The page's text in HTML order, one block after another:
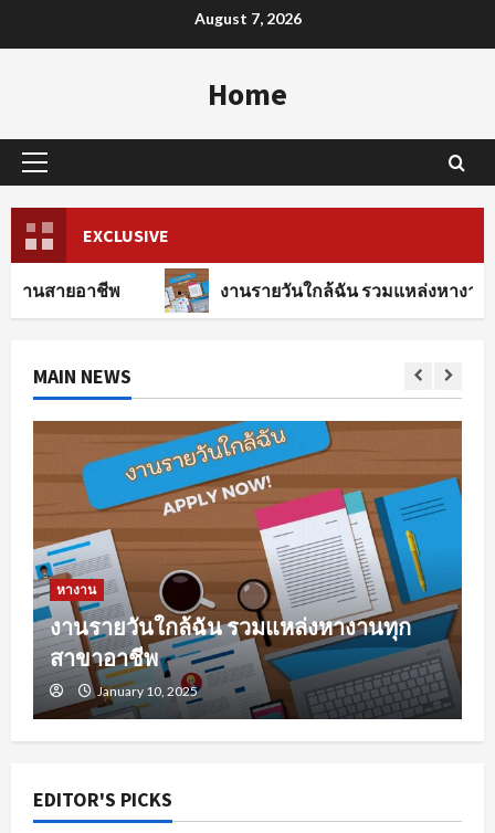
to
August 7, 2026
Home
Primary
EXCLUSIVE
งานรายวันใกล้ฉัน รวมแหล่งหางานทุกสาขาอาชีพ
MAIN NEWS
หางาน
งานรายวันใกล้ฉัน รวมแหล่งหางานทุก
สาขาอาชีพ
January 10, 2025
EDITOR'S PICKS